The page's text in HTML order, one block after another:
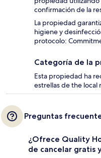
confirmación de la
La propiedad
higiene y
protocolo:
Categoría de la
Esta propiedad ha
estrellas de the local
Preguntas
¿Ofrece Quality
de cancelar gratis